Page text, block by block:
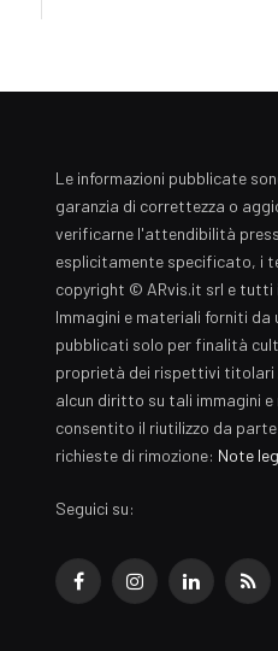
Le informazioni pubblicate
garanzia di correttezza o
verificarne l'attendibilità
esplicitamente specificato, i
copyright © ARvis.it srl e
Immagini e materiali forniti
pubblicati solo per finalità
proprietà dei rispettivi titolari
alcun diritto su tali immagini e
consentito il riutilizzo da
richieste di rimozione: Note
Seguici su:
FacebookInstagramLinkedInRSS